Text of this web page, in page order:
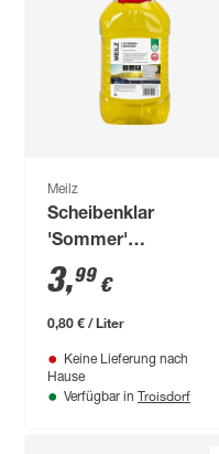
Meilz
Scheibenklar
'Sommer'
Zitronenduft 5 l
3,99 €
0,80 € / Liter
Keine Lieferung nach
Hause
Verfügbar in Troisdorf